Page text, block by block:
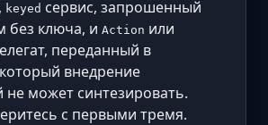
keyed сервис, запрошенный
без ключа, и Action или
переданный в
внедрение
не может синтезировать.
с первыми тремя.